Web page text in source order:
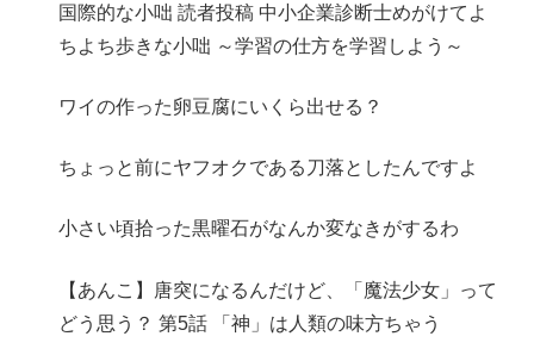
国際的な小咄 読者投稿 中小企業診断士めがけてよ
ちよち歩きな小咄 ～学習の仕方を学習しよう～
ワイの作った卵豆腐にいくら出せる？
ちょっと前にヤフオクである刀落としたんですよ
小さい頃拾った黒曜石がなんか変なきがするわ
【あんこ】唐突になるんだけど、「魔法少女」って
どう思う？ 第5話 「神」は人類の味方ちゃう